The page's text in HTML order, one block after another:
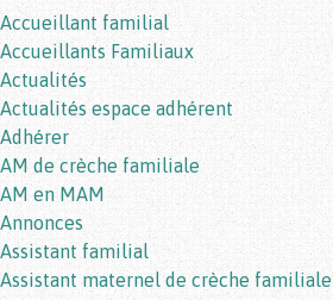
Accueillant familial
Accueillants Familiaux
Actualités
Actualités espace adhérent
Adhérer
AM de crèche familiale
AM en MAM
Annonces
Assistant familial
Assistant maternel de crèche familiale